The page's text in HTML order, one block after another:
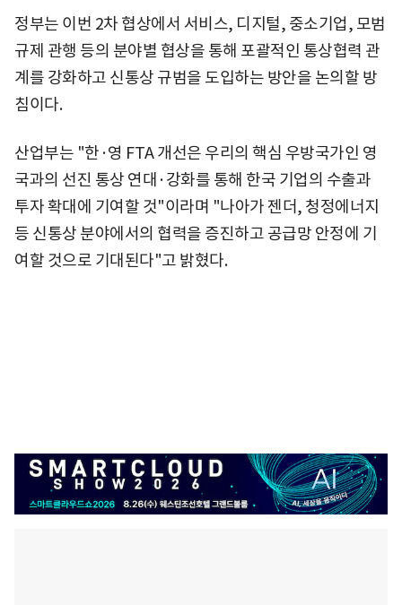
정부는 이번 2차 협상에서 서비스, 디지털, 중소기업, 모범
규제 관행 등의 분야별 협상을 통해 포괄적인 통상협력 관
계를 강화하고 신통상 규범을 도입하는 방안을 논의할 방
침이다.
산업부는 "한·영 FTA 개선은 우리의 핵심 우방국가인 영
국과의 선진 통상 연대·강화를 통해 한국 기업의 수출과
투자 확대에 기여할 것"이라며 "나아가 젠더, 청정에너지
등 신통상 분야에서의 협력을 증진하고 공급망 안정에 기
여할 것으로 기대된다"고 밝혔다.